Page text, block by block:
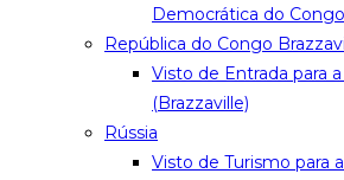
Democrática do
República do Congo
Visto de Entrada para
(Brazzaville)
Rússia
Visto de Turismo para